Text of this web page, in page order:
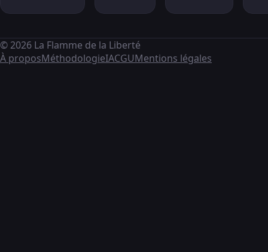
© 2026 La Flamme de la Liberté
À proposMéthodologieIACGUMentions légales